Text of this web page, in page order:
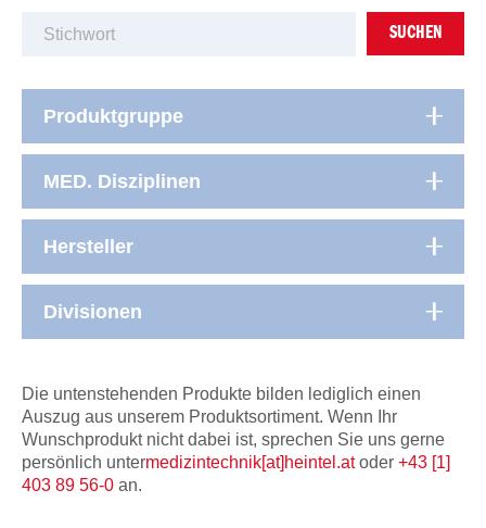
SUCHEN
Produktgruppe
MED. Disziplinen
Hersteller
Divisionen
Die untenstehenden Produkte bilden lediglich einen
Auszug aus unserem Produktsortiment. Wenn Ihr
Wunschprodukt nicht dabei ist, sprechen Sie uns gerne
persönlich untermedizintechnik[at]heintel.atoder +43 [1]
403 89 56-0 an.